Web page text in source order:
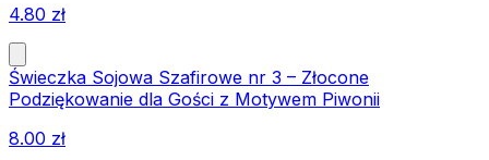
4.80 zł
Świeczka Sojowa Szafirowe nr 3 – Złocone
Podziękowanie dla Gości z Motywem Piwonii
8.00 zł